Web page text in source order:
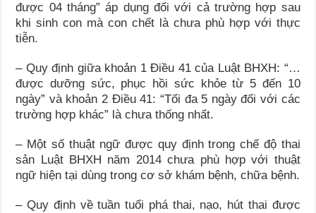
được 04 tháng” áp dụng đối với cả trường hợp sau
khi sinh con mà con chết là chưa phù hợp với thực
tiễn.
– Quy định giữa khoản 1 Điều 41 của Luật BHXH: “…
được dưỡng sức, phục hồi sức khỏe từ 5 đến 10
ngày” và khoản 2 Điều 41: “Tối đa 5 ngày đối với các
trường hợp khác” là chưa thống nhất.
– Một số thuật ngữ được quy định trong chế độ thai
sản Luật BHXH năm 2014 chưa phù hợp với thuật
ngữ hiện tại dùng trong cơ sở khám bệnh, chữa bệnh.
– Quy định về tuần tuổi phá thai, nạo, hút thai được